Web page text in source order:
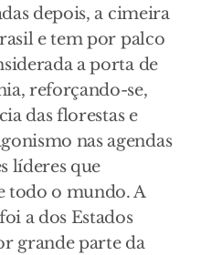
depois, a cimeira
e tem por palco
a porta de
reforçando-se,
das florestas e
nas agendas
líderes que
todo o mundo. A
a dos Estados
grande parte da